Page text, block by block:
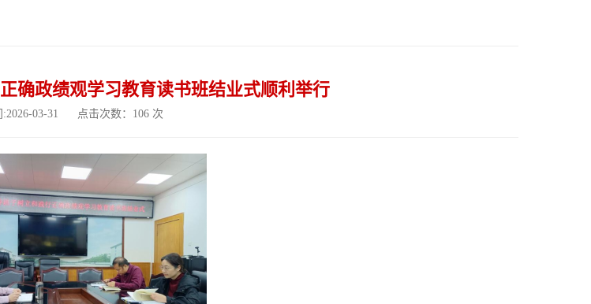
确政绩观学习教育读书班结业式顺利举行
:2026-03-31 点击次数： 106 次